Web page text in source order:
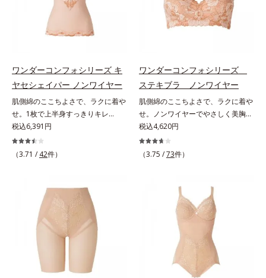
ワンダーコンフォシリーズ キ
ヤセシェイパー ノンワイヤー
肌側綿のここちよさで、ラクに着や
せ。1枚で上半身すっきりキレ
イ！。締めつけないで、着やせする
「これが補整下着なの？」と驚くほ
どのやさしさで、美しいラインへ。
シリーズ」。肌側は高級スーピマ綿
を使用し、しなやかでやわらかな肌
触り。広い面で体の凹凸をなめらか
に整え、大人のボディを美しいシル
エットへと導きます。肩まわりもお
なかもラクラク1枚で上半身をすっ
きり魅せるシェイパーです。幅広の
ストラップで肩への負担がなく、一
税込6,391円
（3.71 / 42件）
ワンダーコンフォシリーズ
ステキブラ ノンワイヤー
肌側綿のここちよさで、ラクに着や
せ。ノンワイヤーでやさしく美胸
に！。締めつけないで、着やせする
「これが補整下着なの？」と驚くほ
どのやさしさで、美しいラインへ。
シリーズ」。肌側は高級スーピマ綿
を使用し、しなやかでやわらかな肌
触り。広い面で体の凹凸をなめらか
に整え、大人のボディを美しいシル
エットへと導きます。美しいバスト
ラインへノンワイヤーでやさしく美
胸をメイクするブラです。幅広のス
トラップで肩への負担がなく、一日
税込4,620円
（3.75 /73件）